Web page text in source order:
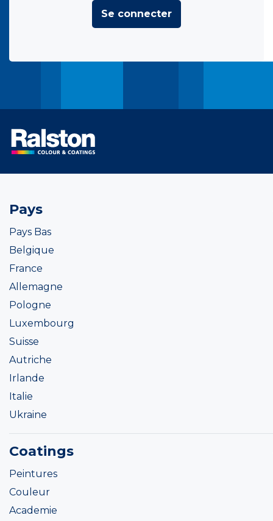
Se connecter
Pays
Pays Bas
Belgique
France
Allemagne
Pologne
Luxembourg
Suisse
Autriche
Irlande
Italie
Ukraine
Coatings
Peintures
Couleur
Academie